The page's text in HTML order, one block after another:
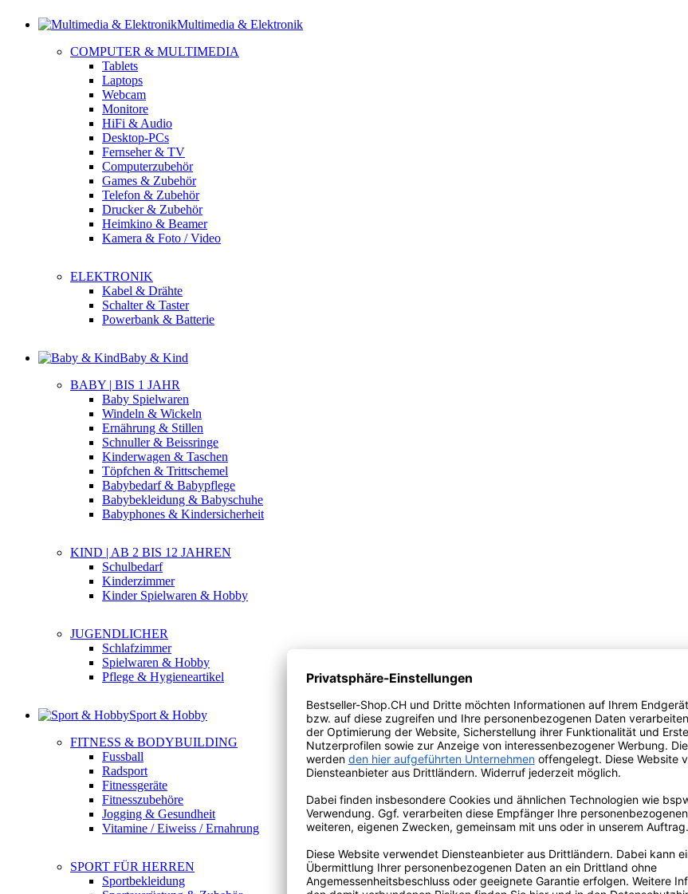
Multimedia & Elektronik
COMPUTER & MULTIMEDIA
Tablets
Laptops
Webcam
Monitore
HiFi & Audio
Desktop-PCs
Fernseher & TV
Computerzubehör
Games & Zubehör
Telefon & Zubehör
Drucker & Zubehör
Heimkino & Beamer
Kamera & Foto / Video
ELEKTRONIK
Kabel & Drähte
Schalter & Taster
Powerbank & Batterie
Baby & Kind
BABY | BIS 1 JAHR
Baby Spielwaren
Windeln & Wickeln
Ernährung & Stillen
Schnuller & Beissringe
Kinderwagen & Taschen
Töpfchen & Trittschemel
Babybedarf & Babypflege
Babybekleidung & Babyschuhe
Babyphones & Kindersicherheit
KIND | AB 2 BIS 12 JAHREN
Schulbedarf
Kinderzimmer
Kinder Spielwaren & Hobby
JUGENDLICHER
Schlafzimmer
Spielwaren & Hobby
Pflege & Hygieneartikel
Sport & Hobby
FITNESS & BODYBUILDING
Fussball
Radsport
Fitnessgeräte
Fitnesszubehöre
Jogging & Gesundheit
Vitamine / Eiweiss / Ernahrung
SPORT FÜR HERREN
Sportbekleidung